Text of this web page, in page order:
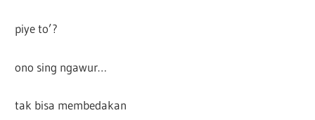
piye to’?
ono sing ngawur…
tak bisa membedakan